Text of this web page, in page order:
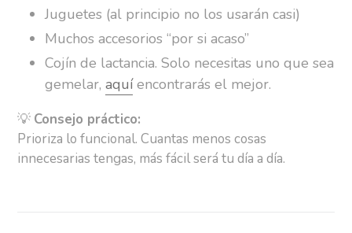
Juguetes (al principio no los usarán casi)
Muchos accesorios “por si acaso”
Cojín de lactancia. Solo necesitas uno que sea
gemelar, aquíencontrarás el mejor.
💡 Consejo práctico:
Prioriza lo funcional. Cuantas menos cosas
innecesarias tengas, más fácil será tu día a día.